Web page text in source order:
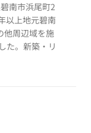
南市浜尾町2
以上地元碧南
他周辺域を施
た。新築・リ